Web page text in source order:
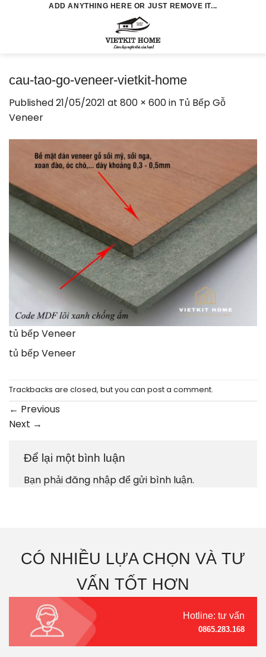
ADD ANYTHING HERE OR JUST REMOVE IT...
cau-tao-go-veneer-vietkit-home
Published21/05/2021 at 800 × 600in Tủ Bếp Gỗ
Veneer
tủ bếp Veneer
tủ bếp Veneer
Trackbacks are closed, but you can post a comment.
← Previous
Next →
Để lại một bình luận
Bạn phảiđăng nhậpđể gửi bình luận.
CÓ NHIỀU LỰA CHỌN VÀ TƯ
VẤN TỐT HƠN
Hotline: tư vấn
0865.283.168